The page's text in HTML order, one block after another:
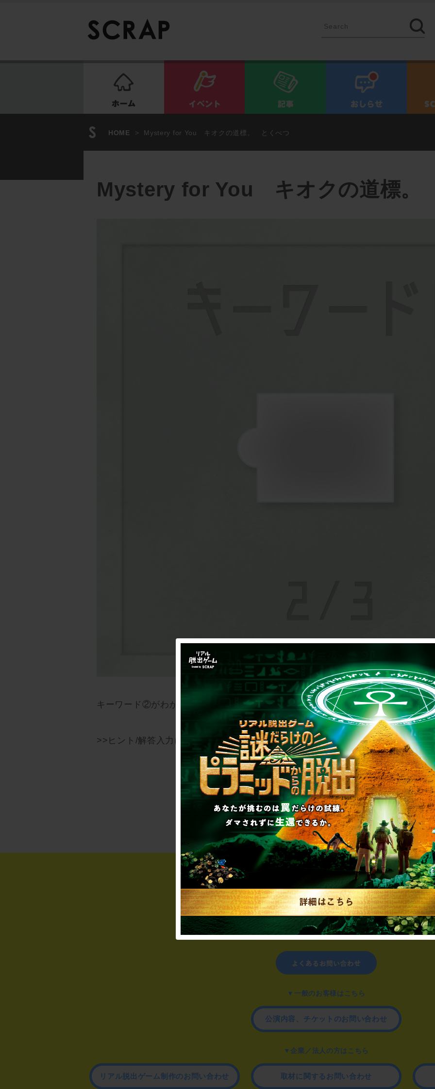
HOME > Mystery for You キオクの道標。 とくべつ
Mystery for You キオクの道標。
キーワード②がわかったら、WEBに入力しよう。
>>ヒント/解答入力に戻る
制作のご相談、コラボレーションなど、
お気軽にお問い合わせください。
▼一般のお客様はこちら
公演内容、チケットのお問い合わせ
▼企業／法人の方はこちら
リアル脱出ゲーム制作のお問い合わせ 取材に関するお問い合わせ